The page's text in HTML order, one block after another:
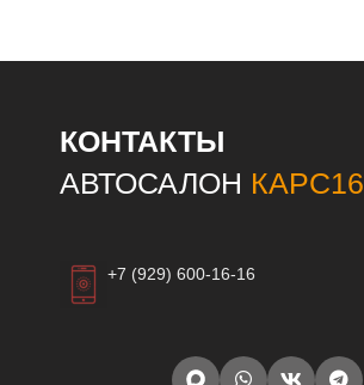
КОНТАКТЫ
АВТОСАЛОН КАРС16
+7 (929) 600-16-16